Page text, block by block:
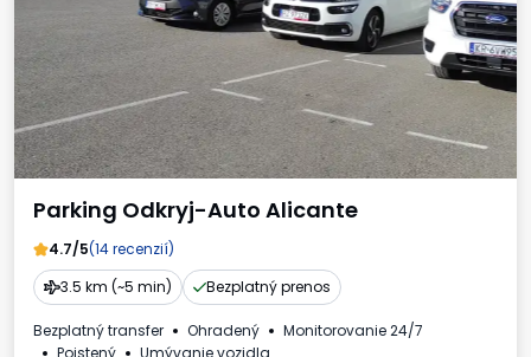
Parking Odkryj-Auto Alicante
4.7/5(14 recenzií)
3.5 km (~5 min)
Bezplatný prenos
Bezplatný transfer Ohradený
Monitorovanie 24/7